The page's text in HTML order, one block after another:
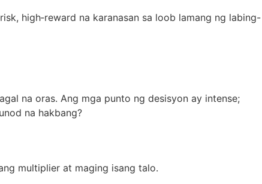
high‑reward na karanasan sa loob lamang ng labing-
na oras. Ang mga punto ng desisyon ay intense;
na hakbang?
multiplier at maging isang talo.